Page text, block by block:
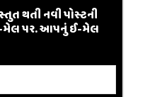
થતી નવી પોસ્ટની
પર. આપનું ઈ-મેલ